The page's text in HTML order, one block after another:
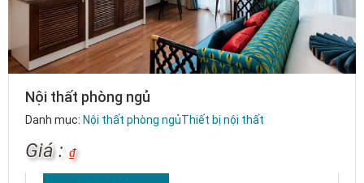
Nội thất phòng ngủ
Danh mục: Nội thất phòng ngủThiết bị nội thất
Giá : ₫